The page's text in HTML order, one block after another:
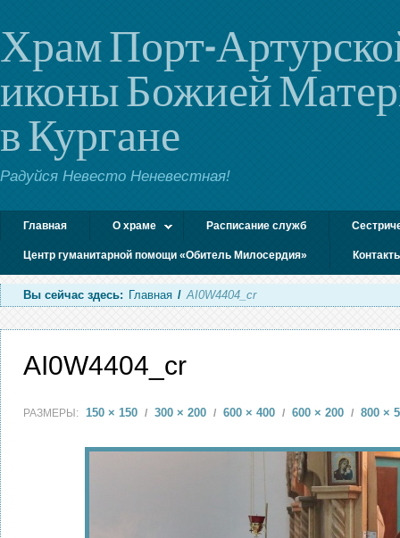
Храм Порт-
иконы Божией
в Кургане
Радуйся Невесто Неневестная!
Главная О храме Расписание служб
Центр гуманитарной помощи «Обитель Милосердия»
Вы сейчас здесь: Главная / AI0W4404_cr
AI0W4404_cr
РАЗМЕРЫ: 150 × 150 / 300 × 200 / 600 × 400 / 600 × 200 / 800 ×